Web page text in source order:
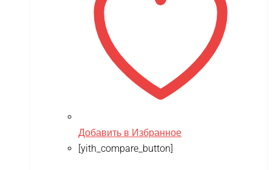
Добавить в Избранное
[yith_compare_button]